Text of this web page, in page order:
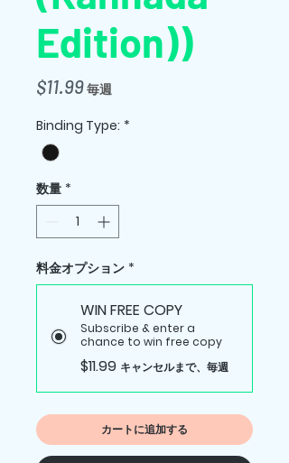
Edition))
$11.99価
毎週
Binding Type: *
数量 *
料金オプション *
WIN FREE COPY
Subscribe & enter a
chance to win free copy
$11.99 キャンセルまで、毎週
カートに追加する